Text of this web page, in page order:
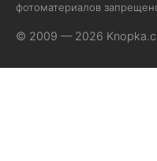
фотоматериалов
© 2009 — 2026